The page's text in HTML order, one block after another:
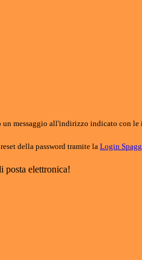
un messaggio all'indirizzo indicato con le
della password tramite la Login
posta elettronica!